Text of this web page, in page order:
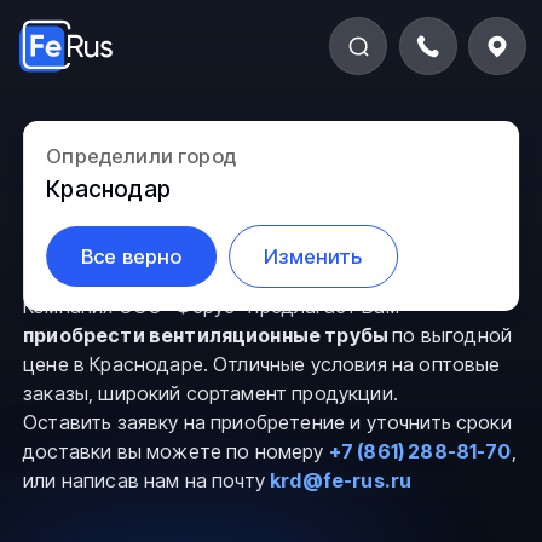
Определили город
Краснодар
Все верно Изменить
Вентиляционная труба
в Краснодаре
Компания ООО “Ферус” предлагает Вам
приобрести вентиляционные трубыпо выгодной
цене в Краснодаре. Отличные условия на оптовые
заказы, широкий сортамент продукции.
Оставить заявку на приобретение и уточнить сроки
доставки вы можете по номеру +7 (861) 288-81-70,
или написав нам на почту krd@fe-rus.ru